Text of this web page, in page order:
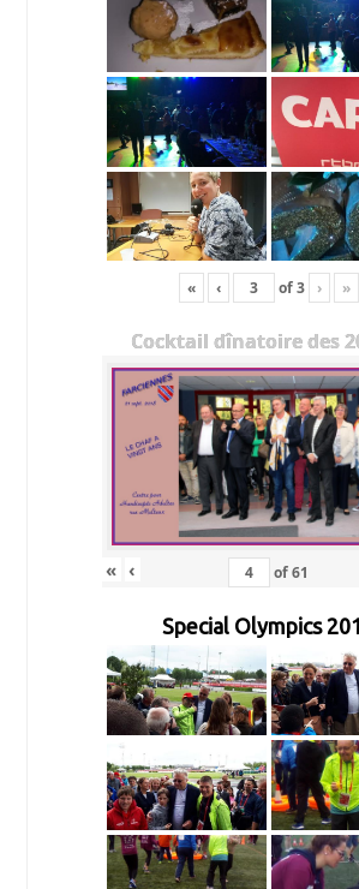
« ‹ of3 › »
Cocktail dînatoire des
« ‹ of61
Special Olympics